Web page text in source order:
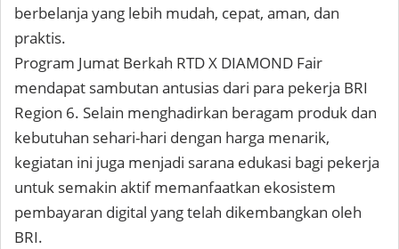
berbelanja yang lebih mudah, cepat, aman, dan
praktis.
Program Jumat Berkah RTD X DIAMOND Fair
mendapat sambutan antusias dari para pekerja BRI
Region 6. Selain menghadirkan beragam produk dan
kebutuhan sehari-hari dengan harga menarik,
kegiatan ini juga menjadi sarana edukasi bagi pekerja
untuk semakin aktif memanfaatkan ekosistem
pembayaran digital yang telah dikembangkan oleh
BRI.